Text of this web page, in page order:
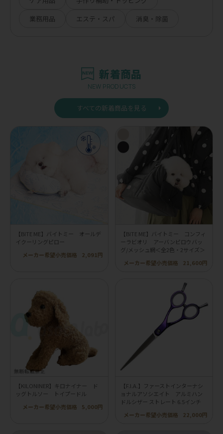
業務用品
エステ・スパ 消臭・除菌
新着商品
NEW PRODUCTS
すべての新着商品を見る
【BITE ME】バイトミー オールデ
イクーリングピロー
メーカー希望小売価格
2,091円
【BITE ME】バイトミー コンフィ
ーラビオリ アーバンピロウバッ
グ/メッシュ網＜全2色・2サイズ＞
メーカー希望小売価格
21,600円
【KILONINER】キロナイナー ド
ッグトルソー トイプードル
メーカー希望小売価格
5,000円
【F.I.A.】ファーストインターナシ
ョナルアソシエイト アルミハン
ドルシザー ストレート 6.5インチ
メーカー希望小売価格
22,000円